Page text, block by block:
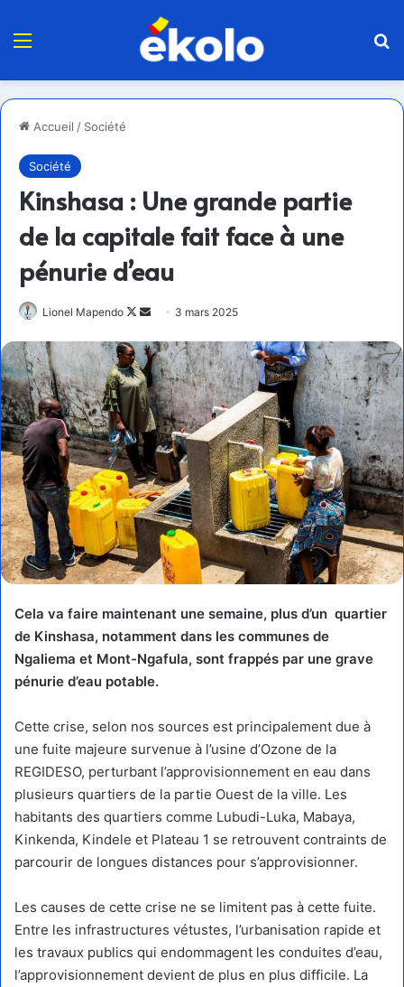
Menu
Accueil / Société
Société
Kinshasa : Une grande partie
de la capitale fait face à une
pénurie d’eau
Lionel Mapendo
Follow
X
Envoyer
courriel
3 mars 2025
Cela va faire maintenant une semaine, plus d’un quartier
de Kinshasa, notamment dans les communes de
Ngaliema et Mont-Ngafula, sont frappés par une grave
pénurie d’eau potable.
Cette crise, selon nos sources est principalement due à
une fuite majeure survenue à l’usine d’Ozone de la
REGIDESO, perturbant l’approvisionnement en eau dans
plusieurs quartiers de la partie Ouest de la ville. Les
habitants des quartiers comme Lubudi-Luka, Mabaya,
Kinkenda, Kindele et Plateau 1 se retrouvent contraints de
parcourir de longues distances pour s’approvisionner.
Les causes de cette crise ne se limitent pas à cette fuite.
Entre les infrastructures vétustes, l’urbanisation rapide et
les travaux publics qui endommagent les conduites d’eau,
l’approvisionnement devient de plus en plus difficile. La